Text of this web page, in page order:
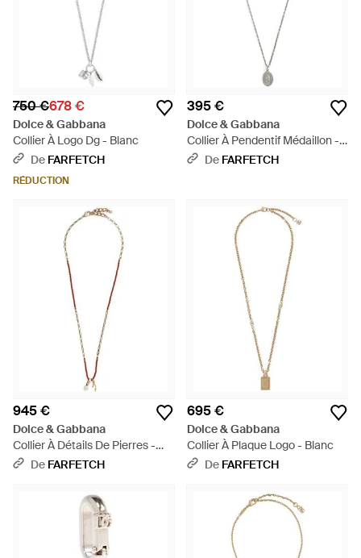
750 €678 €
Dolce & Gabbana
Collier À Logo Dg - Blanc
De FARFETCH
RÉDUCTION
395 €
Dolce & Gabbana
Collier À Pendentif Médaillon -
Blanc
De FARFETCH
945 €
Dolce & Gabbana
Collier À Détails De Pierres -
Métallisé
De FARFETCH
695 €
Dolce & Gabbana
Collier À Plaque Logo - Blanc
De FARFETCH